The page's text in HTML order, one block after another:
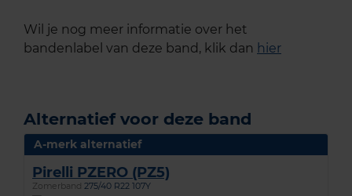
Wil je nog meer informatie over het
bandenlabel van deze band, klik dan hier
Alternatief voor deze band
A-merk alternatief
Pirelli PZERO (PZ5)
Zomerband 275/40 R22 107Y